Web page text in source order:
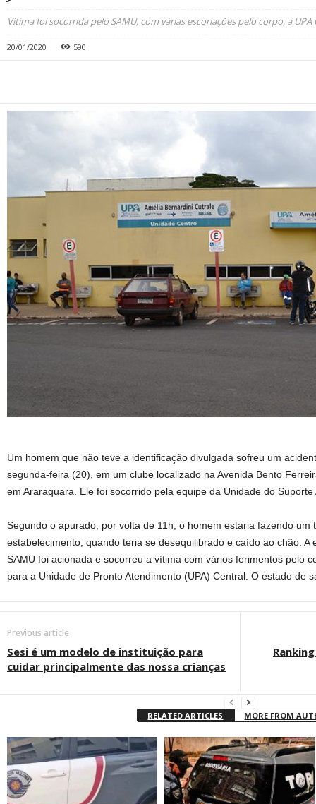
Vítima foi socorrida pelo SAMU, com várias escoriações pelo corpo, à UPA
20/01/2020 590
Um homem que não teve a identificação divulgada sofreu um
segunda-feira (20), em um clube localizado na Avenida Bento
em Araraquara. Ele foi socorrido pela equipe da Unidade do Suporte
Segundo o apurado, por volta de 11h, o homem estaria fazendo um
estabelecimento, quando teria se desequilibrado e caído ao chão. A
SAMU foi acionada e socorreu a vítima com vários ferimentos pelo
para a Unidade de Pronto Atendimento (UPA) Central. O estado de
Previous article
Sesi é um modelo de instituição para
cuidar principalmente das nossa crianças
RELATED ARTICLES MORE FROM